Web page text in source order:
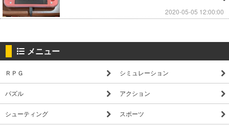
2020-05-05 12:00:00
メニュー
ＲＰＧ シミュレーション
パズル アクション
シューティング スポーツ